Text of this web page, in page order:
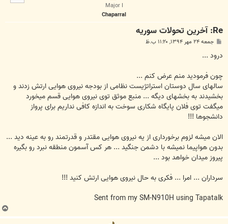
Major I
Chaparral
Re: آخرين تحولات سوريه
پ
ت
جمعه ۲۴ مهر ۱۳۹۴, ۱۱:۲۰ ب.ظ
درود ...
چون فرمودید منم عرض کنم ...
سالهای سال دوستان استراتژیست نظامی از بودجه نیروی هوایی ارتش زدند و
بخشیدند به بخشهای دیگه ... منبع موثق توی نیروی هوایی قسم میخورد
میگفت توی فلان پایگاه شکاری سوخت به اندازه کافی نداریم برای پرواز
دانشجوها !!!
الان میشه لزوم برخورداری از یه نیروی هوایی مقتدر و قدرتمند رو به عینه دید ...
بدون هواپیما نمیشه با دشمن جنگید ... هر کس آسمون منطقه نبرد رو بگیره
پیروز میدان خواهد بود ...
سرداران ... امرا ... فکری به حال نیروی هوایی ارتش کنید !!!
Sent from my SM-N910H using Tapatalk
ب
ا